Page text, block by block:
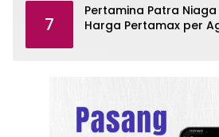
7
Pertamina Patra
Harga Pertamax per